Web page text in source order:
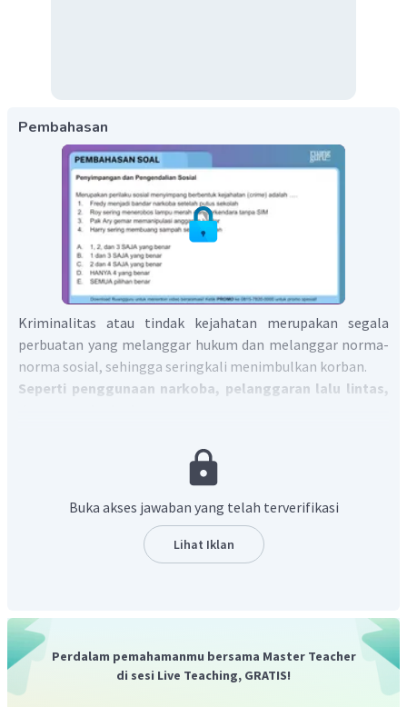
Pembahasan
Kriminalitas atau tindak kejahatan merupakan segala
perbuatan yang melanggar hukum dan melanggar norma-
norma sosial, sehingga seringkali menimbulkan korban.
Seperti penggunaan narkoba, pelanggaran lalu lintas,
Tidak semua perilaku menyimpang termasuk ke dalam
kriminalitas atau tindakan kejahatan. Tapi, semua
menyimpang.
ernyataan 1, 2 dan 3 saja yang benar.
Jadi, jawaban yang tepat adalah A.
Buka akses jawaban yang telah terverifikasi
Lihat Iklan
Perdalam pemahamanmu bersama Master Teacher
di sesi Live Teaching, GRATIS!